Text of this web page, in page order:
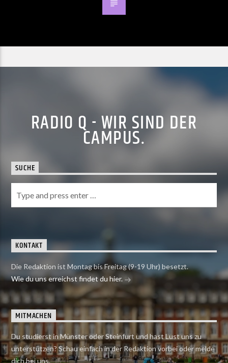
RADIO Q - WIR SIND DER
CAMPUS.
SUCHE
KONTAKT
Die Redaktion ist Montag bis Freitag (9-19 Uhr) besetzt.
Wie du uns erreichst findet du hier.
MITMACHEN
Du studierst in Münster oder Steinfurt und hast Lust uns zu
unterstützen? Schau einfach in der Redaktion vorbei oder melde
dich bei uns.